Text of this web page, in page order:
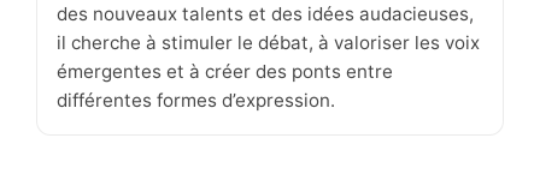
des nouveaux talents et des idées audacieuses,
il cherche à stimuler le débat, à valoriser les voix
émergentes et à créer des ponts entre
différentes formes d’expression.